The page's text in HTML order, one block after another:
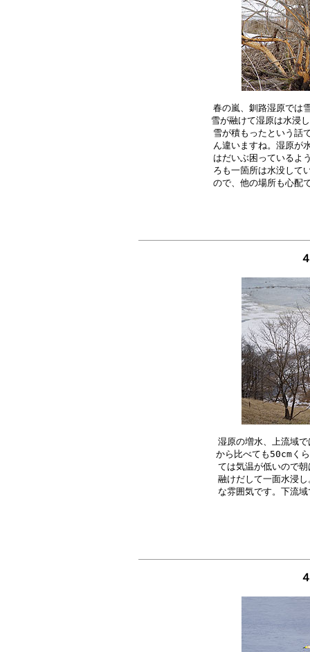
春の嵐、釧路湿原では
雪が融けて湿原は水浸
雪が積もったという話
ん違いますね。湿原が
はだいぶ困っているよ
ろも一箇所は水没して
湿原の増水、上流域
から比べても50cmく
ては気温が低いので
融けだして一面水浸
な雰囲気です。下